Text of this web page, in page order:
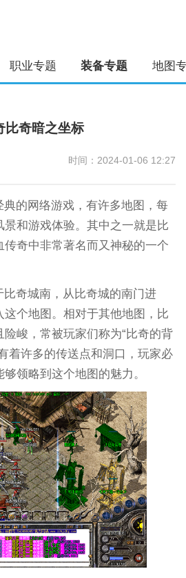
职业专题 装备专题 地图
比奇暗之坐标
时间：2024-01-06 12:27
典的网络游戏，有许多地图，每
和游戏体验。其中之一就是比
奇中非常著名而又神秘的一个
比奇城南，从比奇城的南门进
这个地图。相对于其他地图，比
峻，常被玩家们称为“比奇的背
着许多的传送点和洞口，玩家必
领略到这个地图的魅力。